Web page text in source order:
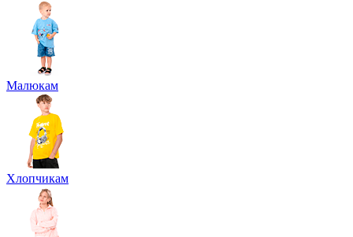
Малюкам
Хлопчикам